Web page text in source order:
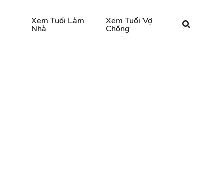
Xem Tuổi Làm
Nhà
Xem Tuổi Vợ
Chồng